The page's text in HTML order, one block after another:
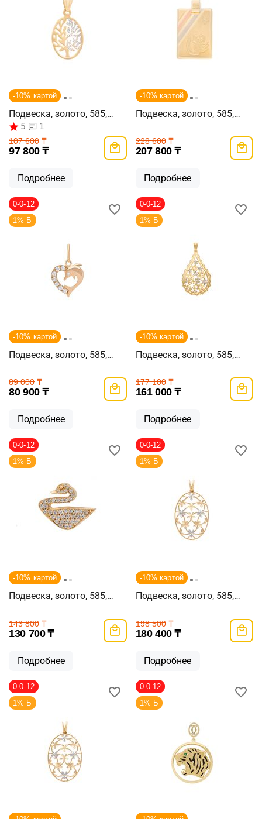
-10% картой
Подвеска, золото, 585,
1.62г, 55079
5 1
107 600 ₸
97 800 ₸
Подробнее
-10% картой
Подвеска, золото, 585,
228 600 ₸
207 800 ₸
Подробнее
0-0-12
1% Б
-10% картой
Подвеска, золото, 585,
89 000 ₸
80 900 ₸
Подробнее
0-0-12
1% Б
-10% картой
Подвеска, золото, 585,
177 100 ₸
161 000 ₸
Подробнее
0-0-12
1% Б
-10% картой
Подвеска, золото, 585,
143 800 ₸
130 700 ₸
Подробнее
0-0-12
1% Б
-10% картой
Подвеска, золото, 585,
198 500 ₸
180 400 ₸
Подробнее
0-0-12
1% Б
0-0-12
1% Б